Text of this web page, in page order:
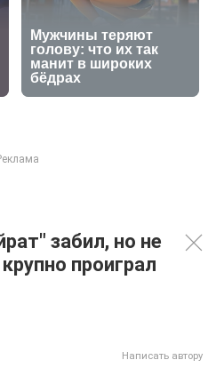
забил, но не
проиграл
Написать автору